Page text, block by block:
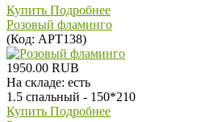
Купить Подробнее
Розовый фламинго
(Код: АРТ138)
1950.00 RUB
На складе: есть
1.5 спальный - 150*210
Купить Подробнее